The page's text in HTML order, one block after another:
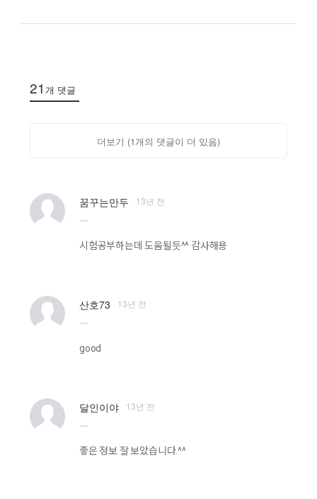
21 개 댓글
더보기 (1개의 댓글이 더 있음)
꿈꾸는만두 13년 전
시험공부하는데 도움될듯^^ 감사해용
산호73 13년 전
good
달인이야 13년 전
좋은 정보 잘 보았습니다.^^